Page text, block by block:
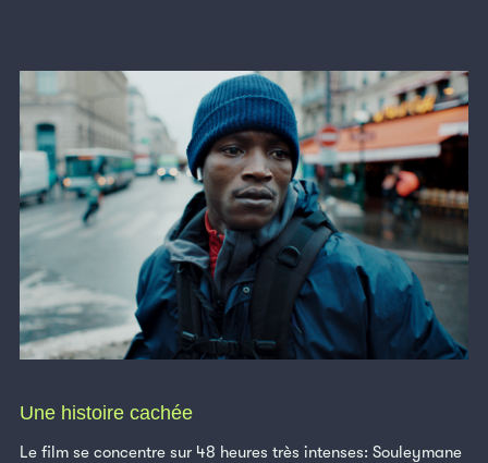
Une histoire cachée
Le film se concentre sur 48 heures très intenses: Souleymane